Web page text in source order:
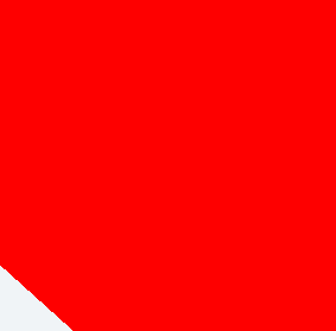
CAJERO E